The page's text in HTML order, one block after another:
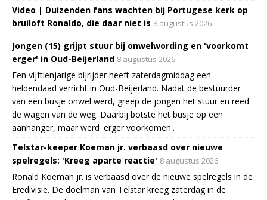
Video | Duizenden fans wachten bij Portugese kerk op
bruiloft Ronaldo, die daar niet is 8 augustus 2026
Jongen (15) grijpt stuur bij onwelwording en 'voorkomt
erger' in Oud-Beijerland 8 augustus 2026
Een vijftienjarige bijrijder heeft zaterdagmiddag een
heldendaad verricht in Oud-Beijerland. Nadat de bestuurder
van een busje onwel werd, greep de jongen het stuur en reed
de wagen van de weg. Daarbij botste het busje op een
aanhanger, maar werd 'erger voorkomen'.
Telstar-keeper Koeman jr. verbaasd over nieuwe
spelregels: 'Kreeg aparte reactie' 8 augustus 2026
Ronald Koeman jr. is verbaasd over de nieuwe spelregels in de
Eredivisie. De doelman van Telstar kreeg zaterdag in de